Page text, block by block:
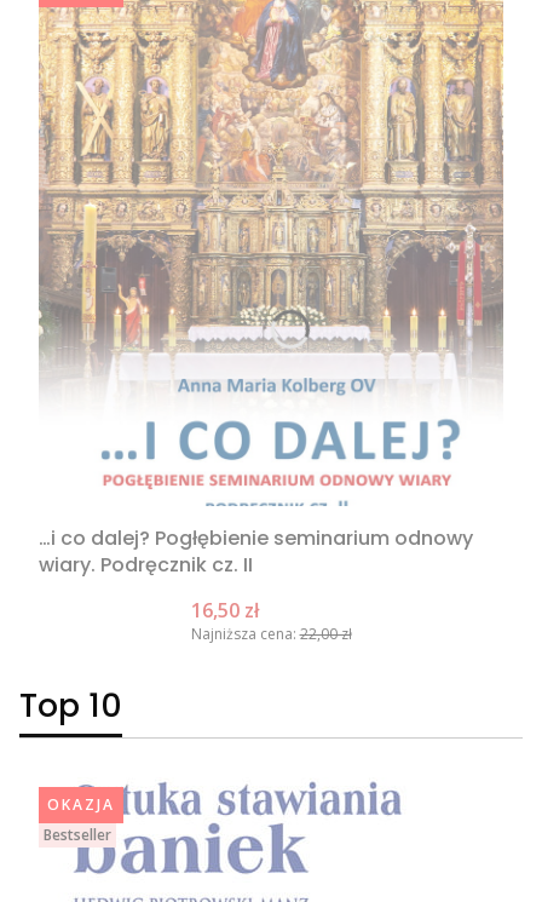
…i co dalej? Pogłębienie seminarium odnowy
wiary. Podręcznik cz. II
Cena promocyjna
16,50 zł
Najniższa cena: 22,00 zł
Top 10
OKAZJA
Bestseller